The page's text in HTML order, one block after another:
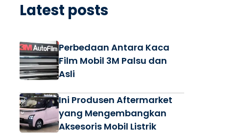
Latest posts
Perbedaan Antara Kaca
Film Mobil 3M Palsu dan
Asli
Ini Produsen Aftermarket
yang Mengembangkan
Aksesoris Mobil Listrik